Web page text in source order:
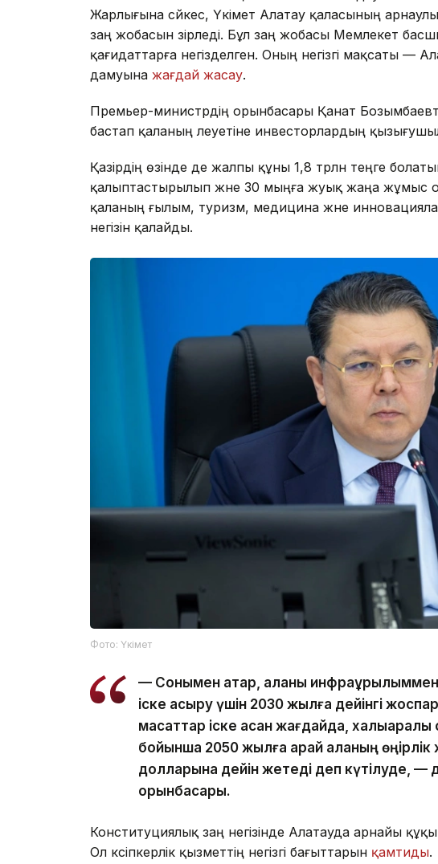
Жарлығына сәйкес, Үкімет Алатау қаласының
заң жобасын әзірледі. Бұл заң жобасы Мемлекет
қағидаттарға негізделген. Оның негізгі мақсаты —
дамуына жағдай жасау.
Премьер-министрдің орынбасары Қанат
бастап қаланың әлеуетіне инвесторлардың
Қазірдің өзінде де жалпы құны 1,8 трлн теңге
қалыптастырылып және 30 мыңға жуық жаңа жұмыс
қаланың ғылым, туризм, медицина және
негізін қалайды.
Фото: Үкімет
— Сонымен қатар, қаланы
іске асыру үшін 2030 жылға дейінгі
мақсаттар іске асқан жағдайда,
бойынша 2050 жылға қарай қаланың
долларына дейін жетеді деп күтілуде, —
орынбасары.
Конституциялық заң негізінде Алатауда арнайы
Ол кәсіпкерлік қызметтің негізгі бағыттарын қамтиды.